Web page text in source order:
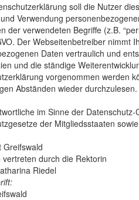
soll die Nutzer
Verwendung
der verwendeten Begriffe (z.B.
Der Webseitenbetreiber nimmt
Daten vertraulich und
und die ständige
vorgenommen werden
Abständen wieder durchzulesen.
im Sinne der
der Mitgliedsstaaten
Greifswald
vertreten durch die Rektorin
Riedel